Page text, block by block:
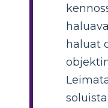
haluat